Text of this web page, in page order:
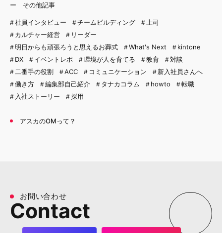
その他記事
社員インタビュー チームビルディング
上司
カルチャー経営
リーダー
明日からも頑張ろうと思えるお葬式
What's Next
kintone
DX
イベントレポ 環境が人を育てる 教育
対談
二番手の役割
ACC コミュニケーション
新入社員さんへ
働き方
編集部自己紹介 タナカコラム howto
転職
入社ストーリー
採用
アスカのOMって？
お問い合わせ
Contact